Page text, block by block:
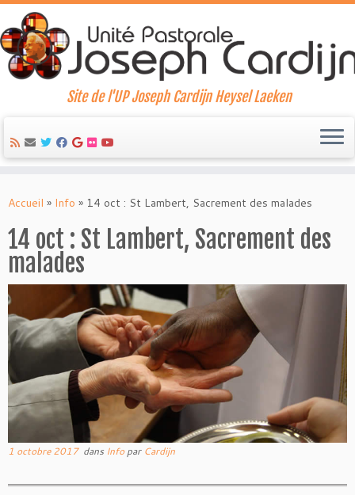
to
Site de l'UP Joseph Cardijn Heysel Laeken
Accueil » Info » 14 oct : St Lambert, Sacrement des malades
14 oct : St Lambert, Sacrement des
malades
1 octobre 2017dans Info par Cardijn